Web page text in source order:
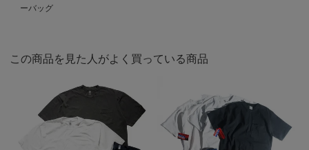
ーバッグ
この商品を見た人がよく買っている商品